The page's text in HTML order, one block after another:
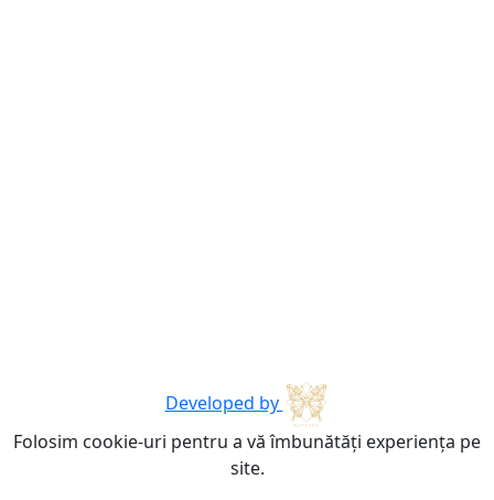
Developed by
Folosim cookie-uri pentru a vă îmbunătăți experiența pe
site.